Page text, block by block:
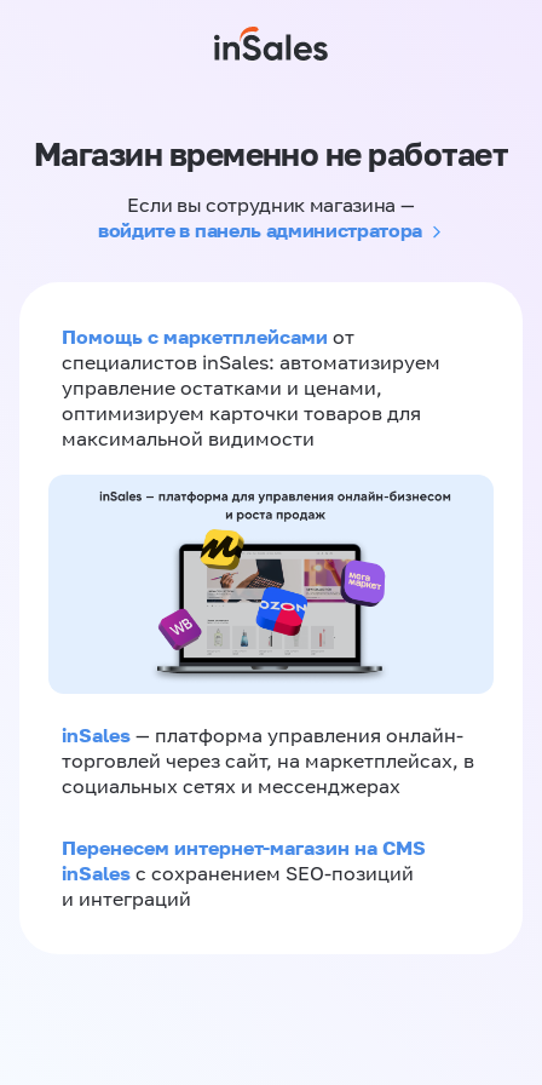
Магазин временно не работает
Если вы сотрудник магазина —
войдите в панель администратора
Помощь с маркетплейсами от
специалистов inSales: автоматизируем
управление остатками и ценами,
оптимизируем карточки товаров для
максимальной видимости
inSales — платформа управления онлайн-
торговлей через сайт, на маркетплейсах, в
социальных сетях и мессенджерах
Перенесем интернет-магазин на CMS
inSales с сохранением SEO-позиций
и интеграций